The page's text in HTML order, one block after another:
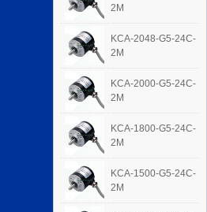
2M
KCA-2048-G5-24C-
2M
KCA-2000-G5-24C-
2M
KCA-1800-G5-24C-
2M
KCA-1500-G5-24C-
2M